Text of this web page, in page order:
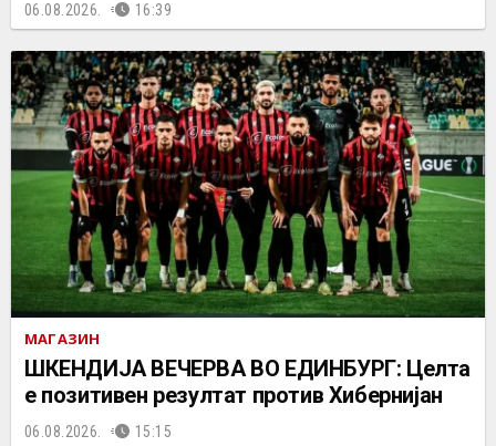
06.08.2026. 16:39
МАГАЗИН
ШКЕНДИЈА ВЕЧЕРВА ВО ЕДИНБУРГ: Целта
е позитивен резултат против Хибернијан
06.08.2026. 15:15